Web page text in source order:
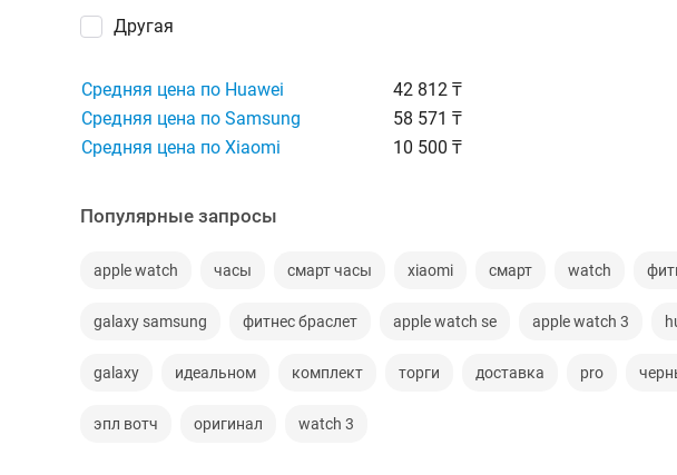
Другая
Средняя цена по Huawei
42 812 ₸
Средняя цена по Samsung
58 571 ₸
Средняя цена по Xiaomi
10 500 ₸
Популярные запросы
apple watch часы смарт часы xiaomi смарт watch
galaxy samsung фитнес браслет apple watch se apple watch 3
galaxy идеальном комплект торги доставка pro
эпл вотч оригинал watch 3